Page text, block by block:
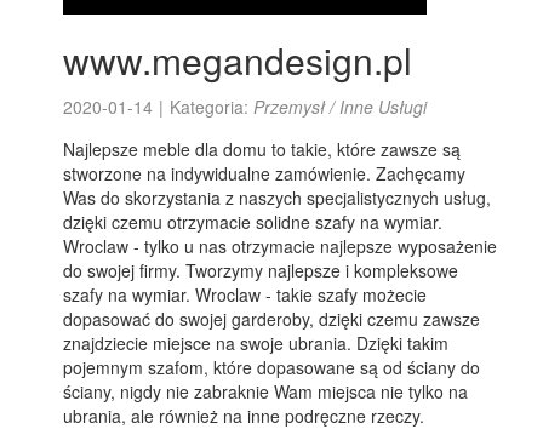
www.megandesign.pl
2020-01-14 | Kategoria:Przemysł / Inne Usługi
Najlepsze meble dla domu to takie, które zawsze są
stworzone na indywidualne zamówienie. Zachęcamy
Was do skorzystania z naszych specjalistycznych usług,
dzięki czemu otrzymacie solidne szafy na wymiar.
Wroclaw - tylko u nas otrzymacie najlepsze wyposażenie
do swojej firmy. Tworzymy najlepsze i kompleksowe
szafy na wymiar. Wroclaw - takie szafy możecie
dopasować do swojej garderoby, dzięki czemu zawsze
znajdziecie miejsce na swoje ubrania. Dzięki takim
pojemnym szafom, które dopasowane są od ściany do
ściany, nigdy nie zabraknie Wam miejsca nie tylko na
ubrania, ale również na inne podręczne rzeczy.